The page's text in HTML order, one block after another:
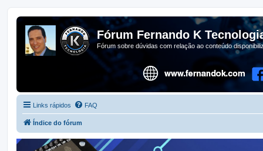
Fórum Fernando K
Fórum sobre dúvidas com relação ao conteúdo
Links rápidos FAQ
Índice do fórum